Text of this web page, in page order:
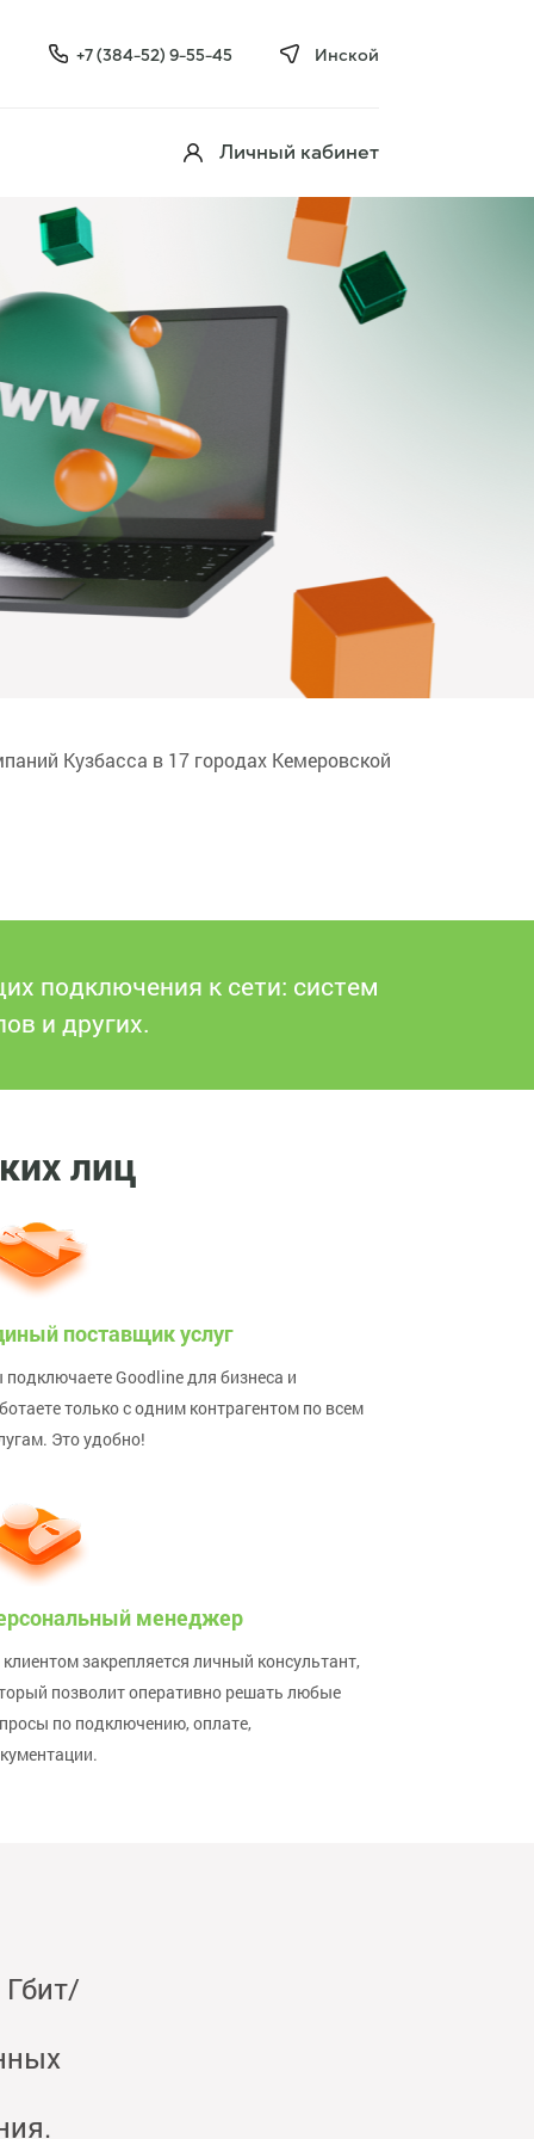
+7 (384-52) 9-55-45 Инской
Личный кабинет
Кузбасса в 17 городах Кемеровской
подключения к сети: систем
и других.
лиц
поставщик услуг
Goodline для бизнеса и
только с одним контрагентом по всем
Это удобно!
менеджер
закрепляется личный консультант,
позволит оперативно решать любые
по подключению, оплате,